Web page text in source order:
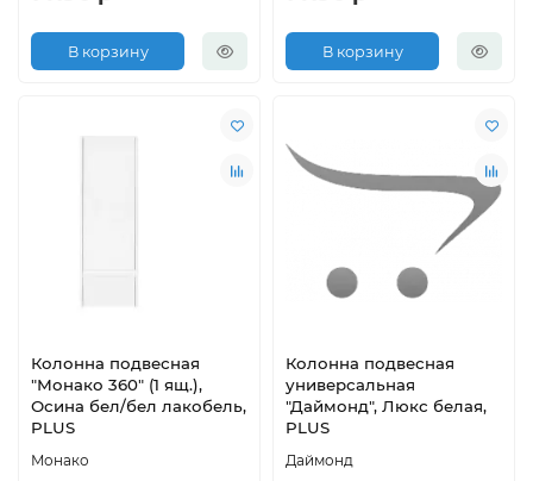
В корзину В корзину
Колонна подвесная
"Монако 360" (1 ящ.),
Осина бел/бел лакобель,
PLUS
Монако
Колонна подвесная
универсальная
"Даймонд", Люкс белая,
PLUS
Даймонд